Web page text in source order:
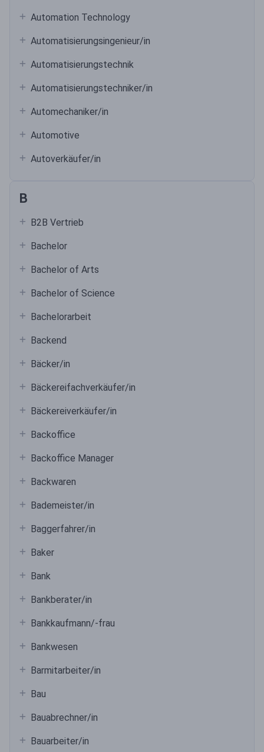
Automation Technology
Automatisierungsingenieur/in
Automatisierungstechnik
Automatisierungstechniker/in
Automechaniker/in
Automotive
Autoverkäufer/in
B
B2B Vertrieb
Bachelor
Bachelor of Arts
Bachelor of Science
Bachelorarbeit
Backend
Bäcker/in
Bäckereifachverkäufer/in
Bäckereiverkäufer/in
Backoffice
Backoffice Manager
Backwaren
Bademeister/in
Baggerfahrer/in
Baker
Bank
Bankberater/in
Bankkaufmann/-frau
Bankwesen
Barmitarbeiter/in
Bau
Bauabrechner/in
Bauarbeiter/in